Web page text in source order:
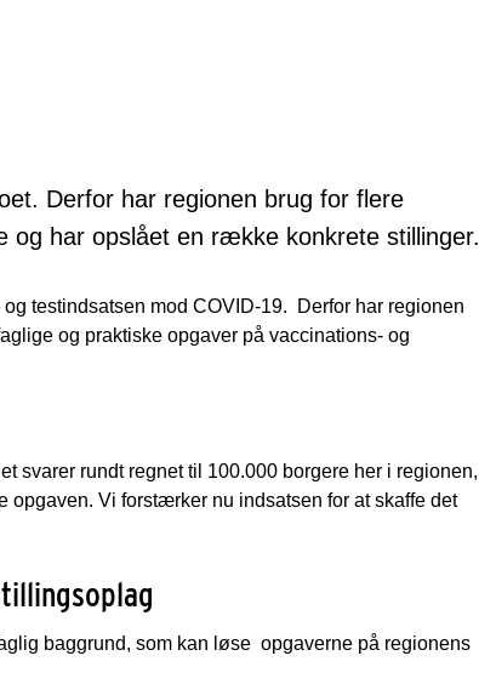
Derfor har regionen brug for flere
og har opslået en række konkrete stillinger.
testindsatsen mod COVID-19. Derfor har regionen
og praktiske opgaver på vaccinations- og
svarer rundt regnet til 100.000 borgere her i regionen,
opgaven. Vi forstærker nu indsatsen for at skaffe det
baggrund, som kan løse opgaverne på regionens